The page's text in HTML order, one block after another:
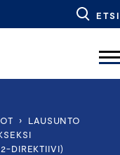
ETSI
›
LAUSUNTO
DIREKTIIVI)